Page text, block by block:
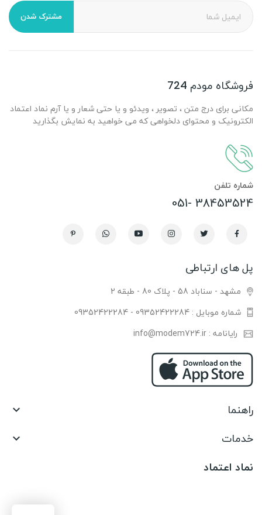
مشترک شدن
فروشگاه مودم 724
مکانی برای درج متن ، تصویر ، ویدئو و یا حتی شعار و یا آرم نماد اعتماد
الکترونیک و محتوای دلخواهی که می خواهید به نمایش بگذارید
شماره تلفن
38453524 -051
پل های ارتباطی
مشهد - سناباد 58 - پلاک 80 - طبقه 2
شماره موبایل : 09352422284 - 09352422284
رایانامه : info@modem724.ir
راهنما 
خدمات 
نماد اعتماد